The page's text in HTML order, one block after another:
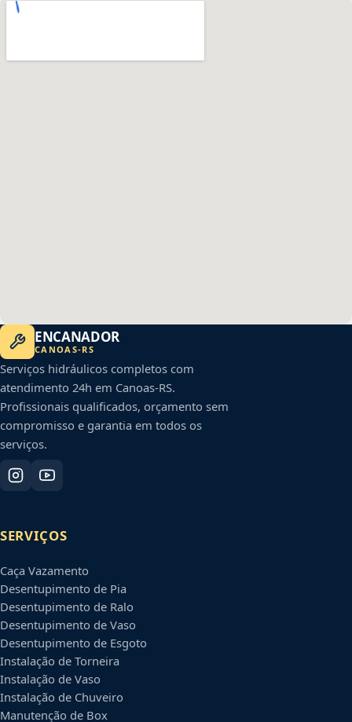
ENCANADOR
CANOAS-RS
Serviços hidráulicos completos com
atendimento 24h em Canoas-RS.
Profissionais qualificados, orçamento sem
compromisso e garantia em todos os
serviços.
SERVIÇOS
Caça Vazamento
Desentupimento de Pia
Desentupimento de Ralo
Desentupimento de Vaso
Desentupimento de Esgoto
Instalação de Torneira
Instalação de Vaso
Instalação de Chuveiro
Manutenção de Box